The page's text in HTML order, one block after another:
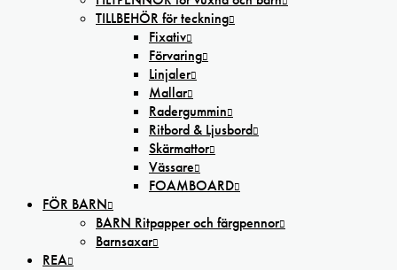
TILLBEHÖR för teckning
Fixativ
Förvaring
Linjaler
Mallar
Radergummin
Ritbord & Ljusbord
Skärmattor
Vässare
FOAMBOARD
FÖR BARN
BARN Ritpapper och färgpennor
Barnsaxar
REA